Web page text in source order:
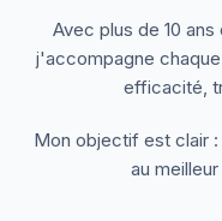
Avec plus de 10
j'accompagne
efficacité,
Mon objectif est clair
au